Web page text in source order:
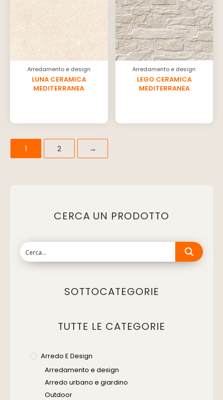
Arredamento e design
LUNA CERAMICA
MEDITERRANEA
Arredamento e design
LEGO CERAMICA
MEDITERRANEA
1 2 →
CERCA UN PRODOTTO
SOTTOCATEGORIE
TUTTE LE CATEGORIE
Arredo E Design
Arredamento e design
Arredo urbano e giardino
Outdoor